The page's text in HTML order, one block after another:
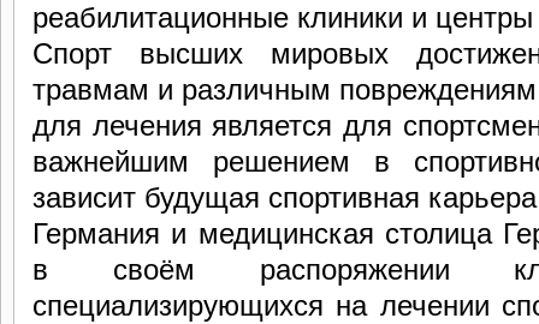
реабилитационные клиники и
Спорт высших мировых
травмам и различным
для лечения является для
важнейшим решением в
зависит будущая спортивная
Германия и медицинская столица
в своём распоряжении
специализирующихся на лечении